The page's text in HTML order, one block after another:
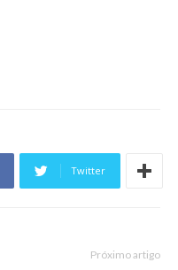
Twitter
Próximo artigo